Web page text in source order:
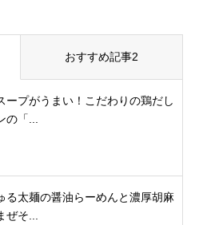
おすすめ記事2
ープがうまい！こだわりの鶏だし
の「...
る太麺の醤油らーめんと濃厚胡麻
ぜそ...